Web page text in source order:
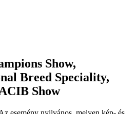
Show,
Breed Speciality,
Show